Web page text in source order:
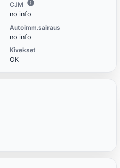
CJM
no info
Autoimm.sairaus
no info
Kivekset
OK